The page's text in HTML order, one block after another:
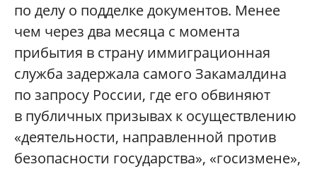
по делу о подделке документов. Менее
чем через два месяца с момента
прибытия в страну иммиграционная
служба задержала самого Закамалдина
по запросу России, где его обвиняют
в публичных призывах к осуществлению
«деятельности, направленной против
безопасности государства», «госизмене»,